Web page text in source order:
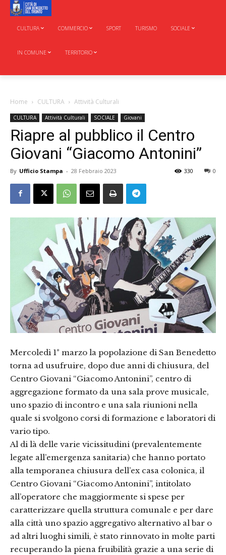
CULTURA COMMERCIO SPORT TURISMO SOCIALE
IN COMUNE TERRITORIO
Home CULTURA Attività Culturali
CULTURA Attività Culturali SOCIALE Giovani
Riapre al pubblico il Centro
Giovani “Giacomo Antonini”
By Ufficio Stampa - 28 Febbraio 2023 0
330
Mercoledì 1° marzo la popolazione di San Benedetto
torna ad usufruire, dopo due anni di chiusura, del
Centro Giovani “Giacomo Antonini”, centro di
aggregazione formato da una sala prove musicale,
uno spazio di incontro e una sala riunioni nella
quale si svolgono corsi di formazione e laboratori di
vario tipo.
Al di là delle varie vicissitudini (prevalentemente
legate all’emergenza sanitaria) che hanno portato
alla temporanea chiusura dell’ex casa colonica, il
Centro Giovani “Giacomo Antonini”, intitolato
all’operatore che maggiormente si spese per
caratterizzare quella struttura comunale e per dare
alla città uno spazio aggregativo alternativo al bar o
ad altri luoghi simili, è stato rinnovato in molte parti
recuperando la piena fruibilità grazie a una serie di